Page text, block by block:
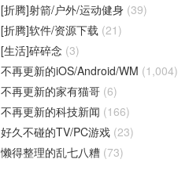
[折腾]射箭/户外/运动健身 (39)
[折腾]软件/资源下载 (21)
[生活]碎碎念 (3)
不再更新的iOS/Android/WM (1,004)
不再更新的家有猫哥 (6)
不再更新的科技新闻 (166)
好久不碰的TV/PC游戏 (23)
懒得整理的乱七八糟 (73)